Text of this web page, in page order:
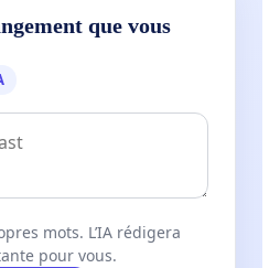
que vous
mots. L’IA rédigera
pour vous.